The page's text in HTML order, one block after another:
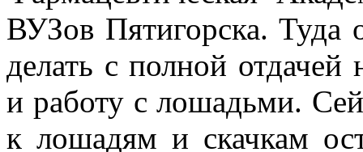
ВУЗов Пятигорска. Туда
делать с полной отдачей
и работу с лошадьми.
к лошадям и скачкам